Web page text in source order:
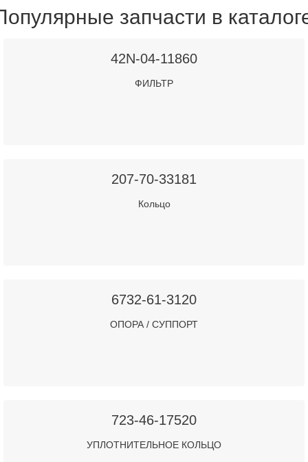
запчасти в
42N-04-11860
ФИЛЬТР
207-70-33181
Кольцо
6732-61-3120
ОПОРА / СУППОРТ
723-46-17520
УПЛОТНИТЕЛЬНОЕ КОЛЬЦО